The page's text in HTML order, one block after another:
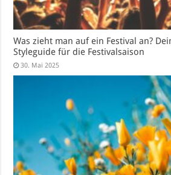
Was zieht man auf ein Festival an?
Styleguide für die Festivalsaison
30. Mai 2025